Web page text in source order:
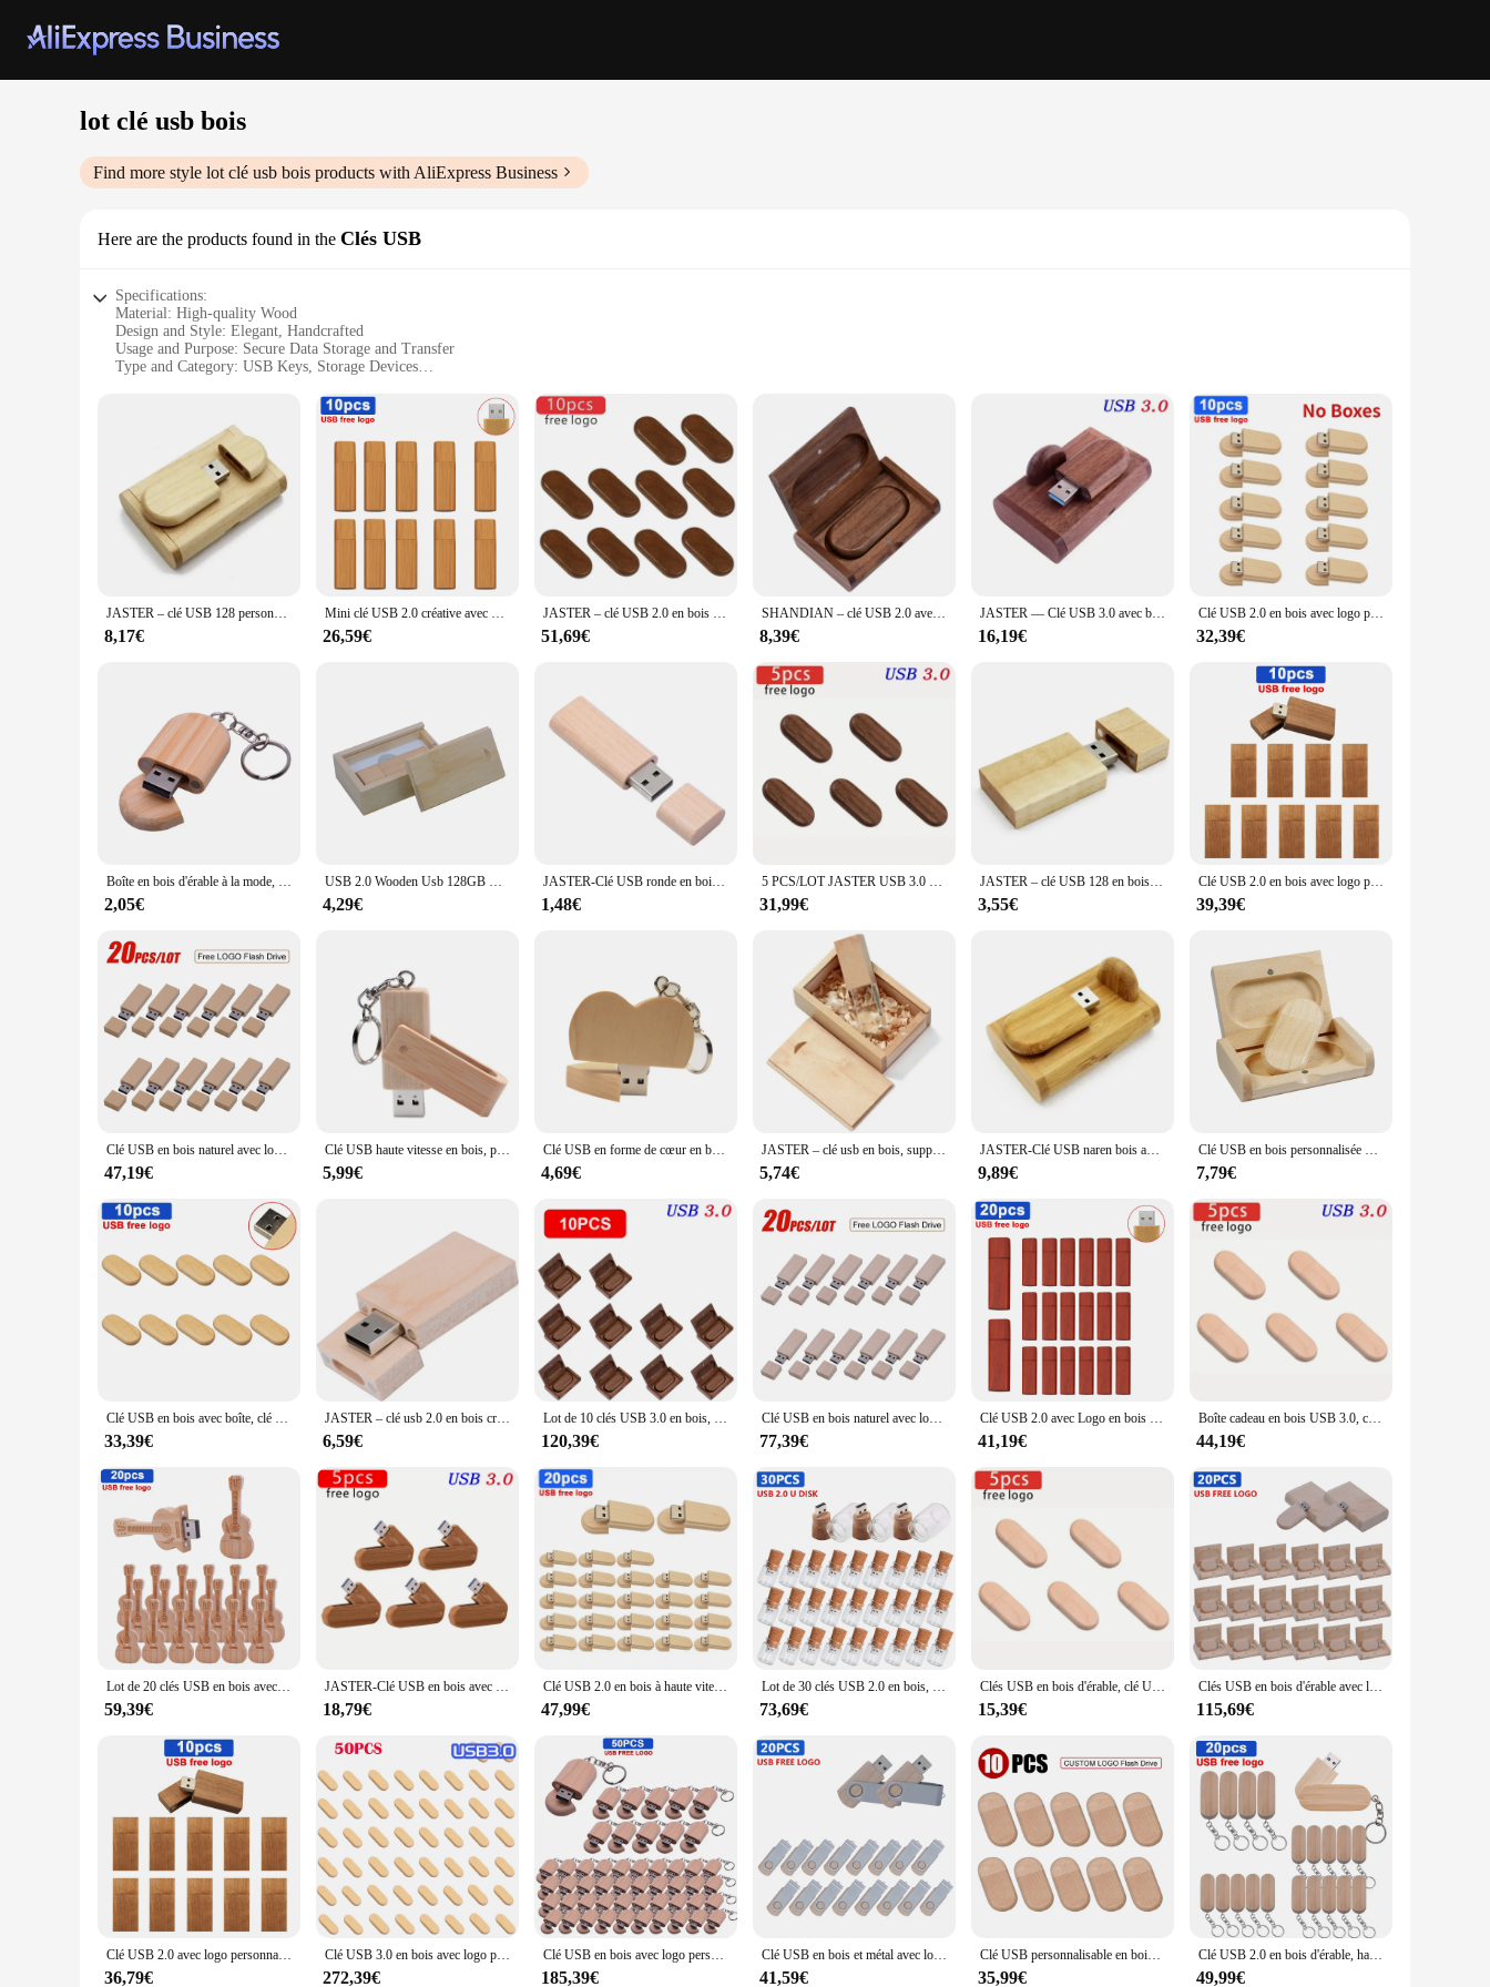
lot clé usb bois
Find more style lot clé usb bois products with AliExpress Business
Here are the products found in the Clés USB
Specifications:
Material: High-quality Wood
Design and Style: Elegant, Handcrafted
Usage and Purpose: Secure Data Storage and Transfer
Type and Category: USB Keys, Storage Devices
**Elegant Craftsmanship and Durability**
The lot clé usb bois is a unique blend of elegance and durability. Each key is meticulously crafted from premium wood, offering a touch of natural charm to your digital life. The wood's texture and
grain are visible, making each key a distinctive accessory. The robust design ensures that your data is securely stored and transferred, making it ideal for both personal and professional use.
**Versatile and Convenient Storage Solutions**
These USB keys are not just about aesthetics; they are designed for practicality. With a variety of sizes available, you can choose the perfect key to suit your storage needs. Whether you're looking to
store important documents, photos, or music, these USB keys provide ample space. The lot clé usb bois is perfect for anyone who values both style and functionality in their storage solutions.
The lot clé usb bois is an excellent choice for wholesalers and suppliers looking to offer a unique and high-quality product to their customers. The keys are available in sets, making them an attractive
option for retailers. The durable construction and fast data transfer capabilities make these USB keys a reliable choice for both end-users and resellers. With their elegant design and practical features,
JASTER – clé USB 128 personnalisée avec Logo en bois, 2.0 go, 4 go, 8 go, 16 go, 32 go, 64 go, cadeau de mariage
8,17€
Mini clé USB 2.0 créative avec Logo en bois, 4/8/16/32/64 go, petit cadeau gratuit, 10 pièces/lot
26,59€
JASTER – clé USB 2.0 en bois avec LOGO personnalisable, 4/8/16/32/64/128 go, cadeau de mariage, 10 pcs/Lot
51,69€
SHANDIAN – clé USB 2.0 avec LOGO + boîte, 4 go, 16 go, 32 go, 64 go, lecteur Flash, cadeau de photographie de mariage, disque U
8,39€
JASTER — Clé USB 3.0 avec boîte personnalisables avec logo, 8/16/32/64 go, transfert rapide des données, disque amovible
16,19€
Clé USB 2.0 en bois avec logo personnalisé gratuit, clé USB, clé USB, 4 Go, 8 Go, 16 Go, 32 Go, 64 Go, cadeau, 10 pièces par lot
32,39€
Boîte en bois d'érable à la mode, clé USB, clé USB, clé USB, cadeau de mémoire de mariage, album, 4 Go, 8 Go, 16 Go, 32 Go, 2.0
2,05€
USB 2.0 Wooden Usb 128GB USB Flash Drive Pendrive 4GB 8GB 16GB 32GB 64GB Memory Stick for Gift Flash Disk
4,29€
JASTER-Clé USB ronde en bois avec logo personnalisé, clé USB 2.0, clé JOPen gratuite, 8 Go, 16 Go, 32 Go, 64 Go, créativité, cadeau de mariage
1,48€
5 PCS/LOT JASTER USB 3.0 En Bois USB + Boîte Stylo lecteur 4GB 16GB 32GB 64GB CLÉ USB Clé USB clé USB 1PCS logo personnalisé Gratuit
31,99€
JASTER – clé USB 128 en bois personnalisable gratuitement, support à mémoire de 4GB 8GB 16GB 32GB 64GB 2.0 GB, cadeau de mariage
3,55€
Clé USB 2.0 en bois avec logo personnalisé, clé USB gratuite, 4 Go, 8 Go, 16 Go, 32 Go, clé USB, cadeau de photographie en bois exquis, 10 pièces/lot
39,39€
Clé USB en bois naturel avec logo personnalisé gratuit, clé USB d'affaires, retournement, 4 Go, 8 Go, 16 Go, 32 Go, 64 Go, 20 pièces par lot
47,19€
Clé USB haute vitesse en bois, porte-clés gratuit, clé USB en bois, capacité réelle, 64 Go, 32 Go, disque U, cadeaux 16 Go, 128 Go
5,99€
Clé USB en forme de cœur en bois, clé USB 2.0, clé USB, 64 Go, 32 Go, 16 Go, 8 Go, 4 Go, disque U, photographie, cadeaux de mariage
4,69€
JASTER – clé usb en bois, support à mémoire de 4GB, 8GB, 16GB, 32GB, 64GB, cadeau de mariage
5,74€
JASTER-Clé USB naren bois avec logo personnalisé gratuit, clé USB 128, clé USB 2.0, boîte de 64 Go, photographie, cadeau de mariage, 1PC
9,89€
Clé USB en bois personnalisée pour photographie, clé USB, clé USB haute vitesse, disque U, cadeau, 128 Go, 64 Go, 32 Go, 16 Go, 8 Go
7,79€
Clé USB en bois avec boîte, clé USB 2.0, clé USB, 4 Go, 8 Go, 16 Go, 32 Go, 64 Go, cadeau gratuit, lot de 10 pièces
33,39€
JASTER – clé usb 2.0 en bois créative, 5 couleurs, 4/8/16/32/64 go, logo personnalisé gratuit, stockage externe, promotion
6,59€
Lot de 10 clés USB 3.0 en bois, support à mémoire de 64 go 128 go 32 go, LOGO gratuit, pour photographie, cadeaux de mariage, haute vitesse, USB 3.0
120,39€
Clé USB en bois naturel avec logo personnalisé gratuit, clé USB d'affaires, retournement, 4 Go, 8 Go, 16 Go, 32 Go, 64 Go, 20 pièces par lot
77,39€
Clé USB 2.0 avec Logo en bois gratuit, 4/8/16/32/64 go, vente en gros, pour mariage, lot de 20 pièces
41,19€
Boîte cadeau en bois USB 3.0, clé USB, capacité réelle, haute vitesse, clé USB, logo personnalisé gratuit, disque U de mariage, 64G, lot de 5 pièces
44,19€
Lot de 20 clés USB en bois avec logo gratuit, disque du procureur, 4 Go, 8 Go, 16 Go, 32 Go, 64 Go, 128 Go, cadeaux musicaux
59,39€
JASTER-Clé USB en bois avec logo personnalisé gratuit, clé USB rotative, disque U, photographie, cadeau de mariage, 8 Go, 16 Go, 32 Go, 64 Go, lot de 5 pièces
18,79€
Clé USB 2.0 en bois à haute vitesse, 4/16/32/64 go, 20 pcs/lot, lecteur Flash créatif avec Logo gratuit pour mariage
47,99€
Lot de 30 clés USB 2.0 en bois, 16/32/64 Go, nouvelle collection, accessoires de mémoire
73,69€
Clés USB en bois d'érable, clé USB, logo gratuit, photographie, cadeau en bois, capacité réelle, 64 Go, 32 Go, 16 Go, disque U, 5 pièces par lot
15,39€
Clés USB en bois d'érable avec logo personnalisé, clé USB, photographie, cadeaux de mariage, 8 Go, 16 Go, 32 Go, 64 Go, album, lot de 20 pièces
115,69€
Clé USB 2.0 avec logo personnalisé gratuit, clé USB, bois exquis, photographie de mariage, 4 Go, 8 Go, 16 Go, 32 Go, 10 pièces/lot
36,79€
Clé USB 3.0 en bois avec logo personnalisé gratuit, clé USB en bois, clé USB de mariage, clé USB en bois, cadeau de photographie, 4 Go, 16 Go, 8 Go, 64 Go, 50 pièces par lot
272,39€
Clé USB en bois avec logo personnalisé gratuit, clé USB 2.0, clé USB, disque U, cadeau de photographie, 4 Go, 8 Go, 16 Go, 32 Go, 64 Go, 50 pièces par lot
185,39€
Clé USB en bois et métal avec logo personnalisé gratuit, clé USB 2.0, disque U, 4 Go, 8 Go, 16 Go, 32 Go, 64 Go, 128 Go, cadeau de mariage, 10 pièces, 20 pièces, 30 pièces, lot
41,59€
Clé USB personnalisable en bois de bambou, 4/16/32/64 go, logo gratuit, 10 unités/lot
35,99€
Clé USB 2.0 en bois d'érable, haute vitesse, clé USB, 64 Go, 32 Go, 16 Go, 8 Go, 4 Go, qualité supérieure, cadeaux de photographie, logo gratuit, lot de 20 pièces
49,99€